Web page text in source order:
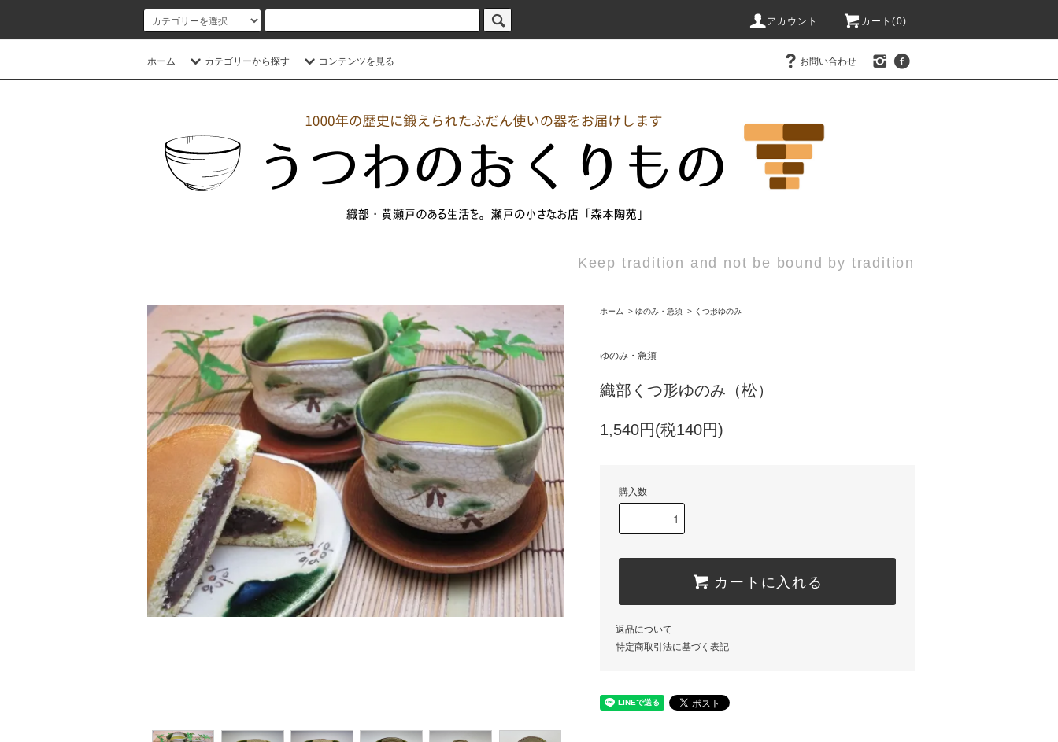
アカウント カート(0)
ホーム カテゴリーから探す コンテンツを見る お問い合わせ
Keep tradition and not be bound by tradition
ホーム > ゆのみ・急須 > くつ形ゆのみ
ゆのみ・急須
織部くつ形ゆのみ（松）
1,540円(税140円)
購入数
カートに入れる
返品について
特定商取引法に基づく表記